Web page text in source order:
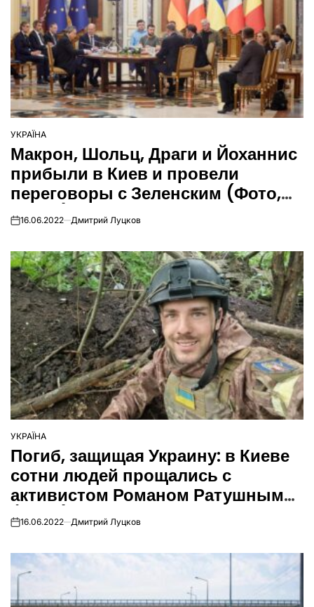
ОПУБЛІКУВАТИ
У
УКРАЇНА
Макрон, Шольц, Драги и Йоханнис
прибыли в Киев и провели
переговоры с Зеленским (Фото,
видео)
on16.06.2022 Дмитрий Луцков
ОПУБЛІКУВАТИ
У
УКРАЇНА
Погиб, защищая Украину: в Киеве
сотни людей прощались с
активистом Романом Ратушным
(Фото)
on16.06.2022 Дмитрий Луцков